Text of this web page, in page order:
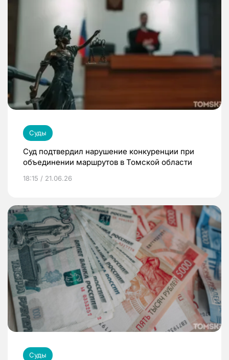
Суды
Суд подтвердил нарушение конкуренции при
объединении маршрутов в Томской области
18:15 / 21.06.26
Суды